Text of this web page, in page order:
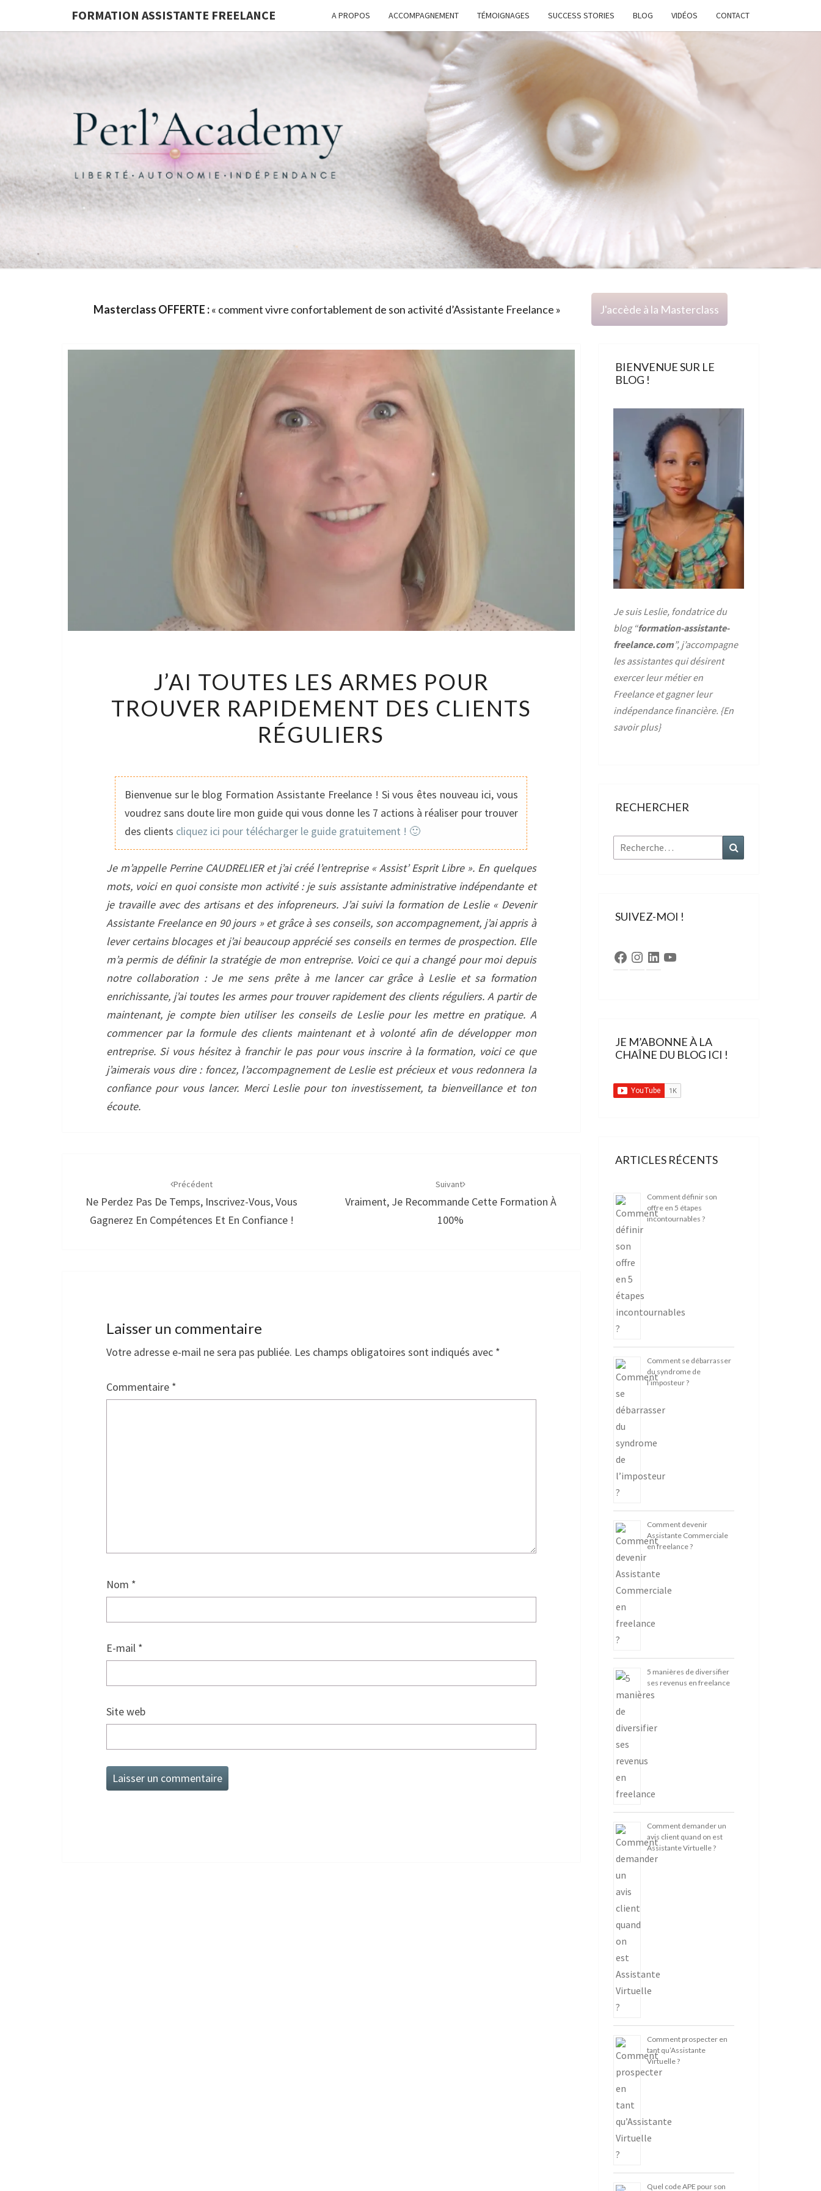
FORMATION ASSISTANTE FREELANCE A PROPOS ACCOMPAGNEMENT TÉMOIGNAGES SUCCESS STORIES BLOG VIDÉOS CONTACT
FORMATION
ASSISTANTE
FREELANCE
G
Masterclass OFFERTE :« comment vivre confortablement de son activité d’Assistante Freelance » J'accède à la Masterclass
TOUTES
LES
ARMES
POUR
RAPIDEMENT
DES
CLIENTS
RÉGULIERS
J’AI TOUTES LES ARMES POUR
TROUVER RAPIDEMENT DES CLIENTS
RÉGULIERS
Bienvenue sur le blog Formation Assistante Freelance ! Si vous êtes nouveau ici, vous
voudrez sans doute lire mon guide qui vous donne les 7 actions à réaliser pour trouver
des clients cliquez ici pour télécharger le guide gratuitement ! 🙂
Je m’appelle Perrine CAUDRELIER et j’ai créé l’entreprise « Assist’ Esprit Libre ». En quelques
mots, voici en quoi consiste mon activité : je suis assistante administrative indépendante et
je travaille avec des artisans et des infopreneurs. J’ai suivi la formation de Leslie « Devenir
Assistante Freelance en 90 jours » et grâce à ses conseils, son accompagnement, j’ai appris à
lever certains blocages et j’ai beaucoup apprécié ses conseils en termes de prospection. Elle
m’a permis de définir la stratégie de mon entreprise. Voici ce qui a changé pour moi depuis
notre collaboration : Je me sens prête à me lancer car grâce à Leslie et sa formation
enrichissante, j’ai toutes les armes pour trouver rapidement des clients réguliers. A partir de
maintenant, je compte bien utiliser les conseils de Leslie pour les mettre en pratique. A
commencer par la formule des clients maintenant et à volonté afin de développer mon
entreprise. Si vous hésitez à franchir le pas pour vous inscrire à la formation, voici ce que
j’aimerais vous dire : foncez, l’accompagnement de Leslie est précieux et vous redonnera la
confiance pour vous lancer. Merci Leslie pour ton investissement, ta bienveillance et ton
écoute.
Précédent
Ne Perdez Pas De Temps, Inscrivez-Vous, Vous
Gagnerez En Compétences Et En Confiance !
Suivant
Vraiment, Je Recommande Cette Formation À
100%
Laisser un commentaire
Votre adresse e-mail ne sera pas publiée. Les champs obligatoires sont indiqués avec *
Commentaire *
Nom *
E-mail *
Site web
BIENVENUE SUR LE
BLOG !
Je suis Leslie, fondatrice du
blog “formation-assistante-
freelance.com”, j’accompagne
les assistantes qui désirent
exercer leur métier en
Freelance et gagner leur
indépendance financière. {En
savoir plus}
RECHERCHER
Rechercher :
SUIVEZ-MOI !
Facebook
Instagram
LinkedInYouTube
JE M’ABONNE À LA
CHAÎNE DU BLOG ICI !
ARTICLES RÉCENTS
Comment définir son
offre en 5 étapes
incontournables ?
Comment se débarrasser
du syndrome de
l’imposteur ?
Comment devenir
Assistante Commerciale
en freelance ?
5 manières de diversifier
ses revenus en freelance
Comment demander un
avis client quand on est
Assistante Virtuelle ?
Comment prospecter en
tant qu’Assistante
Virtuelle ?
Quel code APE pour son